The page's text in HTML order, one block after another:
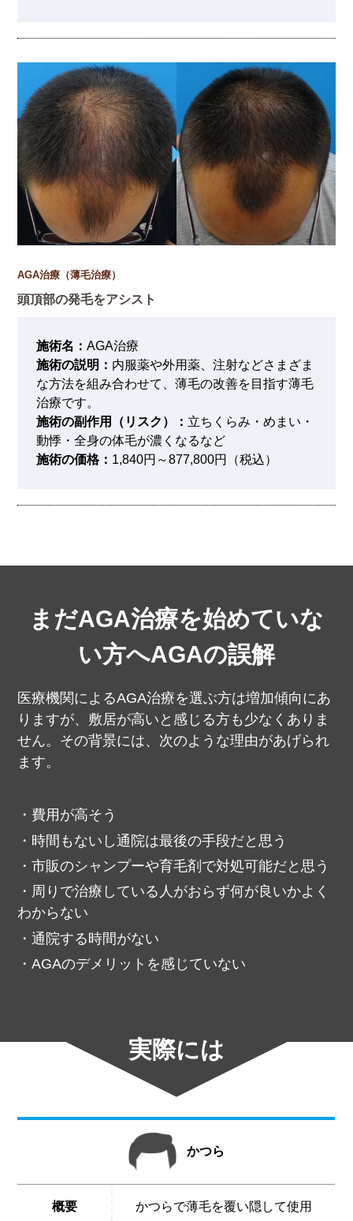
AGA治療（薄毛治療）
頭頂部の発毛をアシスト
施術名：AGA治療
施術の説明： 内服薬や外用薬、注射などさまざま
な方法を組み合わせて、薄毛の改善を目指す薄毛
治療です。
施術の副作用（リスク）： 立ちくらみ・めまい・
動悸・全身の体毛が濃くなるなど
施術の価格： 1,840円～877,800円（税込）
まだAGA治療を始めていな
い方へAGAの誤解
医療機関によるAGA治療を選ぶ方は増加傾向にあ
りますが、敷居が高いと感じる方も少なくありま
せん。 その背景には、次のような理由があげられ
ます。
費用が高そう
時間もないし通院は最後の手段だと思う
市販のシャンプーや育毛剤で対処可能だと思う
周りで治療している人がおらず何が良いかよく
わからない
通院する時間がない
AGAのデメリットを感じていない
実際には
かつら
概要 かつらで薄毛を覆い隠して使用